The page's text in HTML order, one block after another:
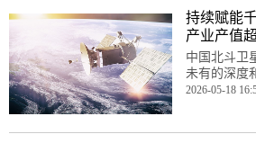
持续赋能
产业产值
中国北斗卫
未有的深度
2026-05-18